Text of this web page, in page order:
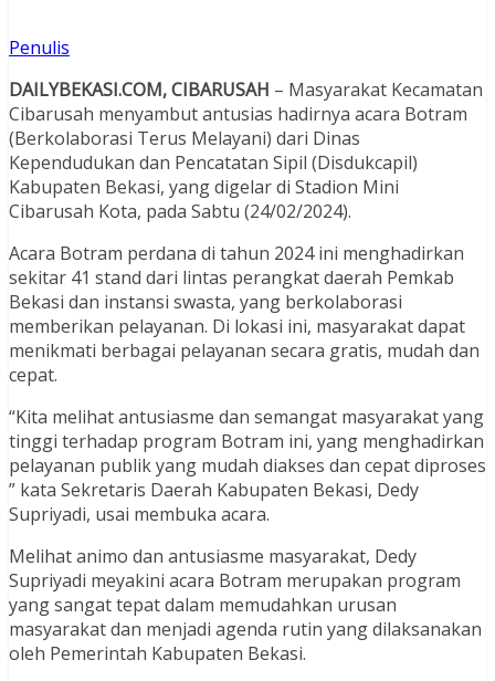
Penulis
DAILYBEKASI.COM, CIBARUSAH – Masyarakat Kecamatan
Cibarusah menyambut antusias hadirnya acara Botram
(Berkolaborasi Terus Melayani) dari Dinas
Kependudukan dan Pencatatan Sipil (Disdukcapil)
Kabupaten Bekasi, yang digelar di Stadion Mini
Cibarusah Kota, pada Sabtu (24/02/2024).
Acara Botram perdana di tahun 2024 ini menghadirkan
sekitar 41 stand dari lintas perangkat daerah Pemkab
Bekasi dan instansi swasta, yang berkolaborasi
memberikan pelayanan. Di lokasi ini, masyarakat dapat
menikmati berbagai pelayanan secara gratis, mudah dan
cepat.
“Kita melihat antusiasme dan semangat masyarakat yang
tinggi terhadap program Botram ini, yang menghadirkan
pelayanan publik yang mudah diakses dan cepat diproses
” kata Sekretaris Daerah Kabupaten Bekasi, Dedy
Supriyadi, usai membuka acara.
Melihat animo dan antusiasme masyarakat, Dedy
Supriyadi meyakini acara Botram merupakan program
yang sangat tepat dalam memudahkan urusan
masyarakat dan menjadi agenda rutin yang dilaksanakan
oleh Pemerintah Kabupaten Bekasi.